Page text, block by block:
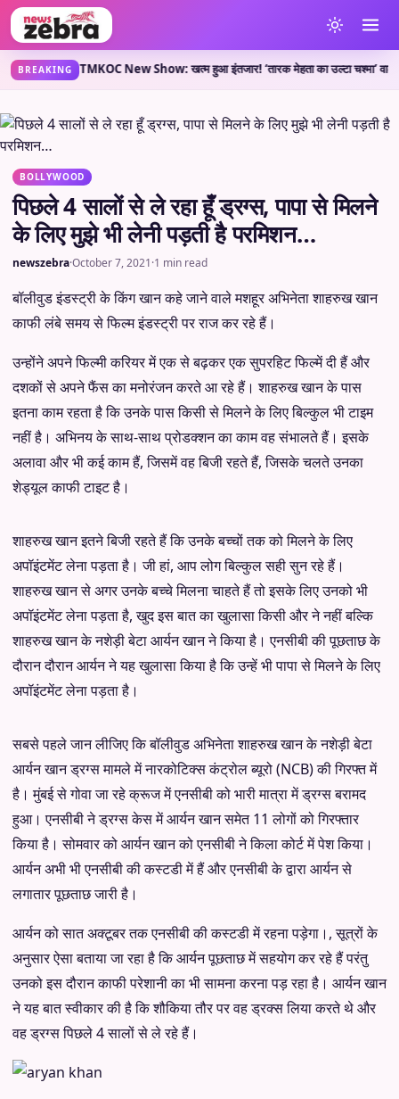
BREAKING
कहती है?•TMKOC New Show: खत्म हुआ इंतजार! ‘तारक मेहता का उल्टा चश्मा’ वाले
BOLLYWOOD
पिछले 4 सालों से ले रहा हूँ ड्रग्स, पापा से मिलने
के लिए मुझे भी लेनी पड़ती है परमिशन…
newszebra·October 7, 2021·1 min read
बॉलीवुड इंडस्ट्री के किंग खान कहे जाने वाले मशहूर अभिनेता शाहरुख खान
काफी लंबे समय से फिल्म इंडस्ट्री पर राज कर रहे हैं।
उन्होंने अपने फिल्मी करियर में एक से बढ़कर एक सुपरहिट फिल्में दी हैं और
दशकों से अपने फैंस का मनोरंजन करते आ रहे हैं। शाहरुख खान के पास
इतना काम रहता है कि उनके पास किसी से मिलने के लिए बिल्कुल भी टाइम
नहीं है। अभिनय के साथ-साथ प्रोडक्शन का काम वह संभालते हैं। इसके
अलावा और भी कई काम हैं, जिसमें वह बिजी रहते हैं, जिसके चलते उनका
शेड्यूल काफी टाइट है।
शाहरुख खान इतने बिजी रहते हैं कि उनके बच्चों तक को मिलने के लिए
अपॉइंटमेंट लेना पड़ता है। जी हां, आप लोग बिल्कुल सही सुन रहे हैं।
शाहरुख खान से अगर उनके बच्चे मिलना चाहते हैं तो इसके लिए उनको भी
अपॉइंटमेंट लेना पड़ता है, खुद इस बात का खुलासा किसी और ने नहीं बल्कि
शाहरुख खान के नशेड़ी बेटा आर्यन खान ने किया है। एनसीबी की पूछताछ के
दौरान दौरान आर्यन ने यह खुलासा किया है कि उन्हें भी पापा से मिलने के लिए
अपॉइंटमेंट लेना पड़ता है।
सबसे पहले जान लीजिए कि बॉलीवुड अभिनेता शाहरुख खान के नशेड़ी बेटा
आर्यन खान ड्रग्स मामले में नारकोटिक्स कंट्रोल ब्यूरो (NCB) की गिरफ्त में
है। मुंबई से गोवा जा रहे क्रूज में एनसीबी को भारी मात्रा में ड्रग्स बरामद
हुआ। एनसीबी ने ड्रग्स केस में आर्यन खान समेत 11 लोगों को गिरफ्तार
किया है। सोमवार को आर्यन खान को एनसीबी ने किला कोर्ट में पेश किया।
आर्यन अभी भी एनसीबी की कस्टडी में हैं और एनसीबी के द्वारा आर्यन से
लगातार पूछताछ जारी है।
आर्यन को सात अक्टूबर तक एनसीबी की कस्टडी में रहना पड़ेगा।, सूत्रों के
अनुसार ऐसा बताया जा रहा है कि आर्यन पूछताछ में सहयोग कर रहे हैं परंतु
उनको इस दौरान काफी परेशानी का भी सामना करना पड़ रहा है। आर्यन खान
ने यह बात स्वीकार की है कि शौकिया तौर पर वह ड्रक्स लिया करते थे और
वह ड्रग्स पिछले 4 सालों से ले रहे हैं।